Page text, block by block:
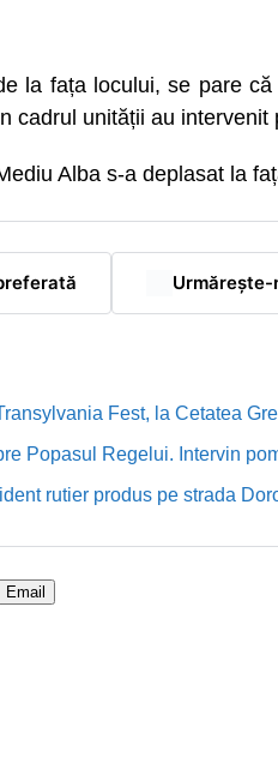
la fața locului, se pare
cadrul unității au
Alba s-a deplasat la
Urmărește-
Fest, la Cetatea
Popasul Regelui. Intervin
rutier produs pe strada
Email